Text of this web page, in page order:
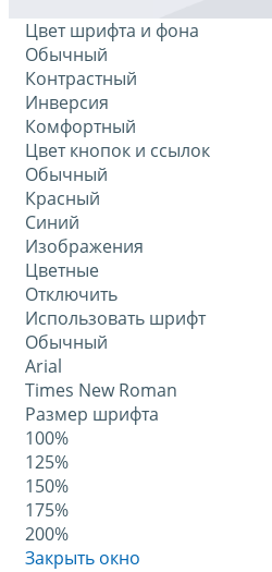
Цвет шрифта и фона
Обычный
Контрастный
Инверсия
Комфортный
Цвет кнопок и ссылок
Обычный
Красный
Синий
Изображения
Цветные
Отключить
Использовать шрифт
Обычный
Arial
Times New Roman
Размер шрифта
100%
125%
150%
175%
200%
Закрыть окно